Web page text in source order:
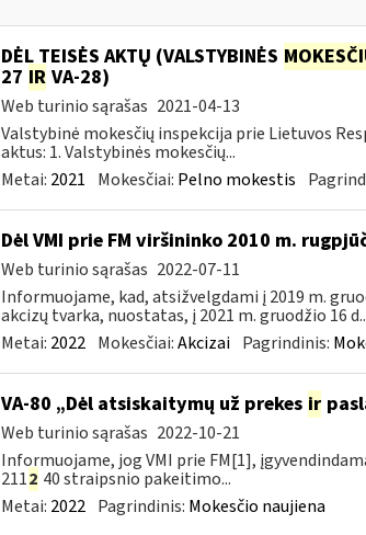
DĖL TEISĖS AKTŲ (VALSTYBINĖS
27 IR VA-28)
Web turinio sąrašas 2021-04-13
Valstybinė mokesčių inspekcija prie Lietuvos
aktus: 1. Valstybinės mokesčių...
Metai: 2021 Mokesčiai: Pelno mokestis
Dėl VMI prie FM viršininko 2010 m.
Web turinio sąrašas 2022-07-11
Informuojame, kad, atsižvelgdami į 2019 m.
akcizų tvarka, nuostatas, į 2021 m. gruodžio 16
Metai: 2022 Mokesčiai:Akcizai Pagrindinis:
VA-80 „Dėl atsiskaitymų už prekes ir
Web turinio sąrašas 2022-10-21
Informuojame, jog VMI prie FM[1],
2112 40 straipsnio pakeitimo...
Metai: 2022 Pagrindinis: Mokesčio naujiena